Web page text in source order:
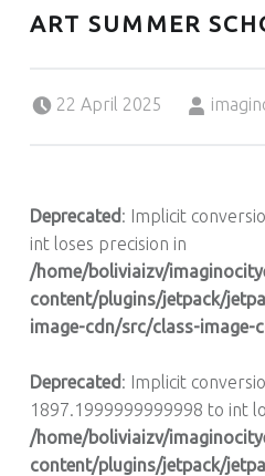
ART SUMMER
22 April 2025
Deprecated : Implicit
int loses precision in
/home/boliviaizv/
content/plugins/jetpack/
image-cdn/src/class-image-
Deprecated : Implicit
1897.1999999999998 to int
/home/boliviaizv/
content/plugins/jetpack/